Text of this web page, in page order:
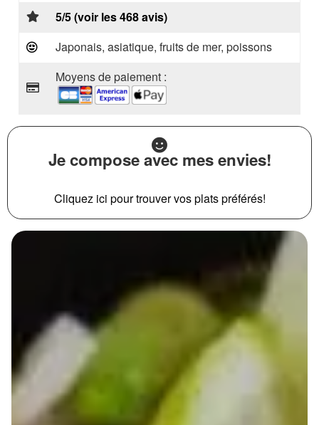
5/5 (voir les 468 avis)
Japonais, asiatique, fruits de mer, poissons
Moyens de paiement :
Je compose avec mes envies!
Cliquez ici pour trouver vos plats préférés!